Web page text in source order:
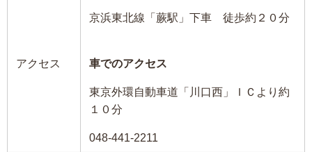
アクセス
京浜東北線「蕨駅」下車 徒歩約２０分
車でのアクセス
東京外環自動車道「川口西」ＩＣより約
１０分
048-441-2211